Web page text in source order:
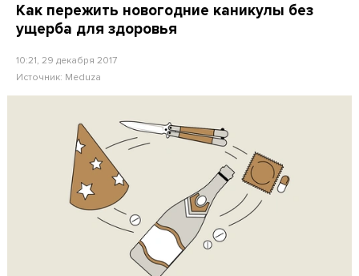
Как пережить новогодние каникулы без
ущерба для здоровья
10:21, 29 декабря 2017
Источник: Meduza